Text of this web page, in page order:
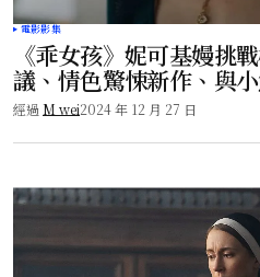
電影影集
《乖女孩》妮可基嫚挑
議、情色驚悚新作、與
繹禁忌愛戀！
經過 M wei2024 年 12 月 27 日